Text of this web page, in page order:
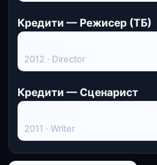
Кредити — Режисер (ТБ)
2012 · Director
Кредити — Сценарист
2011 · Writer